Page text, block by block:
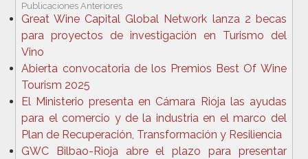
Publicaciones Anteriores
Great Wine Capital Global Network lanza 2 becas
para proyectos de investigación en Turismo del
Vino
Abierta convocatoria de los Premios Best Of Wine
Tourism 2025
El Ministerio presenta en Cámara Rioja las ayudas
para el comercio y de la industria en el marco del
Plan de Recuperación, Transformación y Resiliencia
GWC Bilbao-Rioja abre el plazo para presentar